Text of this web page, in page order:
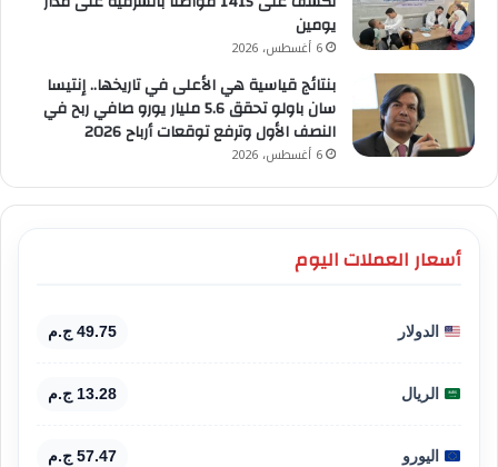
يومين
6 أغسطس، 2026
بنتائج قياسية هي الأعلى في تاريخها.. إنتيسا
سان باولو تحقق 5.6 مليار يورو صافي ربح في
النصف الأول وترفع توقعات أرباح 2026
6 أغسطس، 2026
أسعار العملات اليوم
الدولار 49.75 ج.م
الريال 13.28 ج.م
اليورو 57.47 ج.م